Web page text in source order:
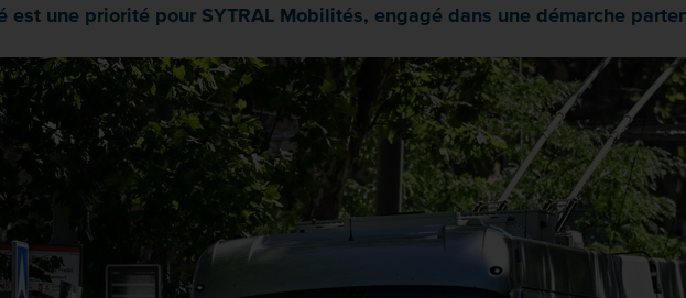
est une priorité pour SYTRAL Mobilités, engagé dans une démarche